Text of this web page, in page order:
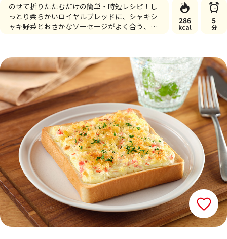
のせて折りたたむだけの簡単・時短レシピ！し
っとり柔らかいロイヤルブレッドに、シャキシ
ャキ野菜とおさかなソーセージがよく合う、朝
286
kcal
5
分